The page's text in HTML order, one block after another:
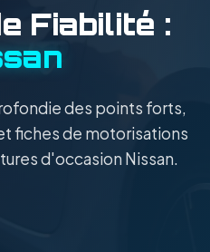
Fiabilité :
des points forts,
fiches de motorisations
d'occasion Nissan.